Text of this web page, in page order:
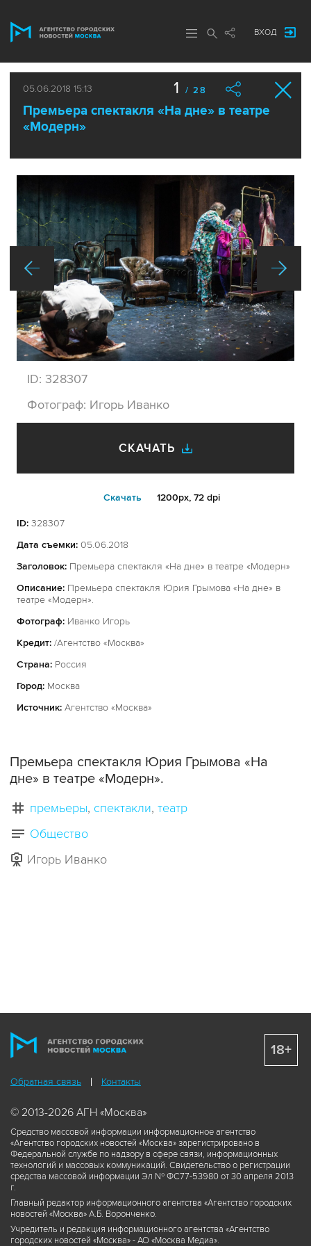
ВХОД
05.06.2018 15:13
Премьера спектакля «На дне» в театре
«Модерн»
1 / 28
ID: 328307
Фотограф: Игорь Иванко
СКАЧАТЬ
Cкачать 1200px, 72 dpi
ID: 328307
Дата съемки: 05.06.2018
Заголовок: Премьера спектакля «На дне» в театре «Модерн»
Описание: Премьера спектакля Юрия Грымова «На дне» в
театре «Модерн».
Фотограф: Иванко Игорь
Кредит: /Агентство «Москва»
Страна: Россия
Город: Москва
Источник: Агентство «Москва»
Премьера спектакля Юрия Грымова «На
дне» в театре «Модерн».
премьеры спектакли театр
Общество
Игорь Иванко
Обратная связь Контакты
© 2013-2026 АГН «Москва»
Средство массовой информации информационное агентство
«Агентство городских новостей «Москва» зарегистрировано в
Федеральной службе по надзору в сфере связи, информационных
технологий и массовых коммуникаций. Свидетельство о регистрации
средства массовой информации Эл № ФС77-53980 от 30 апреля 2013
г.
Главный редактор информационного агентства «Агентство городских
новостей «Москва» А.Б. Воронченко.
Учредитель и редакция информационного агентства «Агентство
городских новостей «Москва» - АО «Москва Медиа».
18+